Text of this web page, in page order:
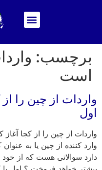
برچسب:
است
واردات از چین را
اول
واردات از چین را از کجا
وارد کننده از چین یا به
دارد سوالاتی هست که از خود